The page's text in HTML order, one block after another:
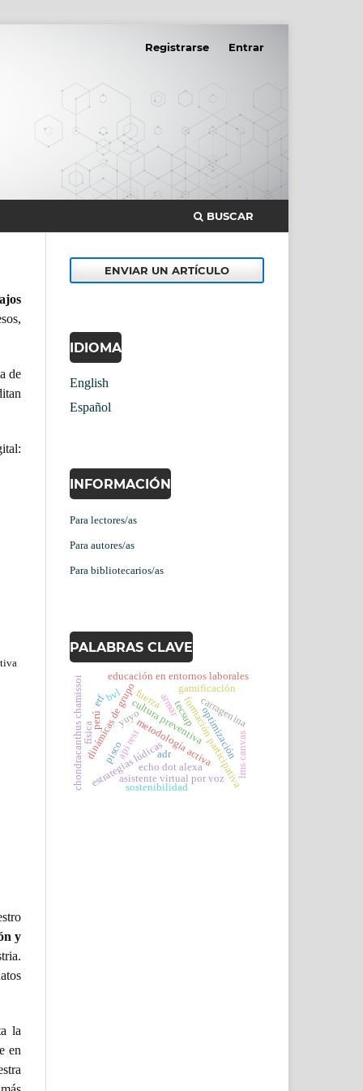
BUSCAR
Registrarse Entrar
de
y
la
en
ENVIAR UN ARTÍCULO
IDIOMA
English
Español
INFORMACIÓN
Para lectores/as
Para autores/as
Para bibliotecarios/as
PALABRAS CLAVE
estrategias lúdicasmetodología activaformación participativa
cultura preventiva
dinámicas de grupo
educación en entornos laborales
gamificación
echo dot alexa
asistente virtual por voz
lms canvas
api rest
tecsupcarragenina
yuyo
chondracanthus chamissoi optimización
sostenibilidad
pisco
perú
física
fuerzaarmar
adr
bvl
etf